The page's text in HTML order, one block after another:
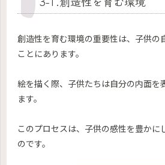
創造性を育む環境の重要性は、子供の
ことにあります。
絵を描く際、子供たちは自分の内面を
ます。
このプロセスは、子供の感性を豊かに
のです。